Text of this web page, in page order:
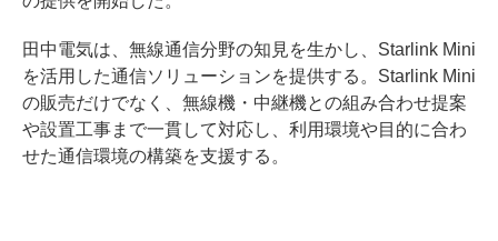
田中電気は、無線通信分野の知見を生かし、Starlink Mini
を活用した通信ソリューションを提供する。Starlink Mini
の販売だけでなく、無線機・中継機との組み合わせ提案
や設置工事まで一貫して対応し、利用環境や目的に合わ
せた通信環境の構築を支援する。